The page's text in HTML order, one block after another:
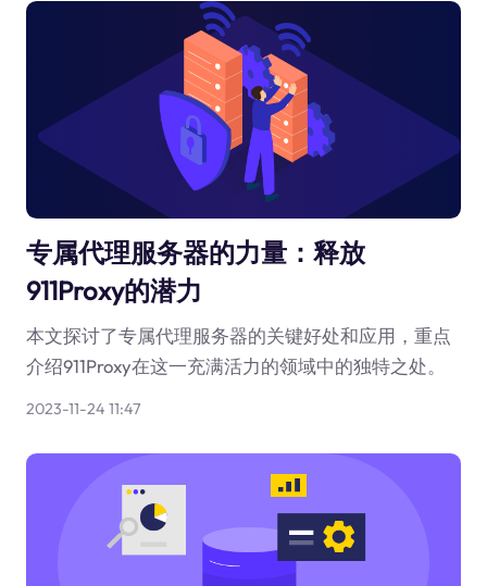
专属代理服务器的力量：释放
911Proxy的潜力
本文探讨了专属代理服务器的关键好处和应用，重点
介绍911Proxy在这一充满活力的领域中的独特之处。
2023-11-24 11:47